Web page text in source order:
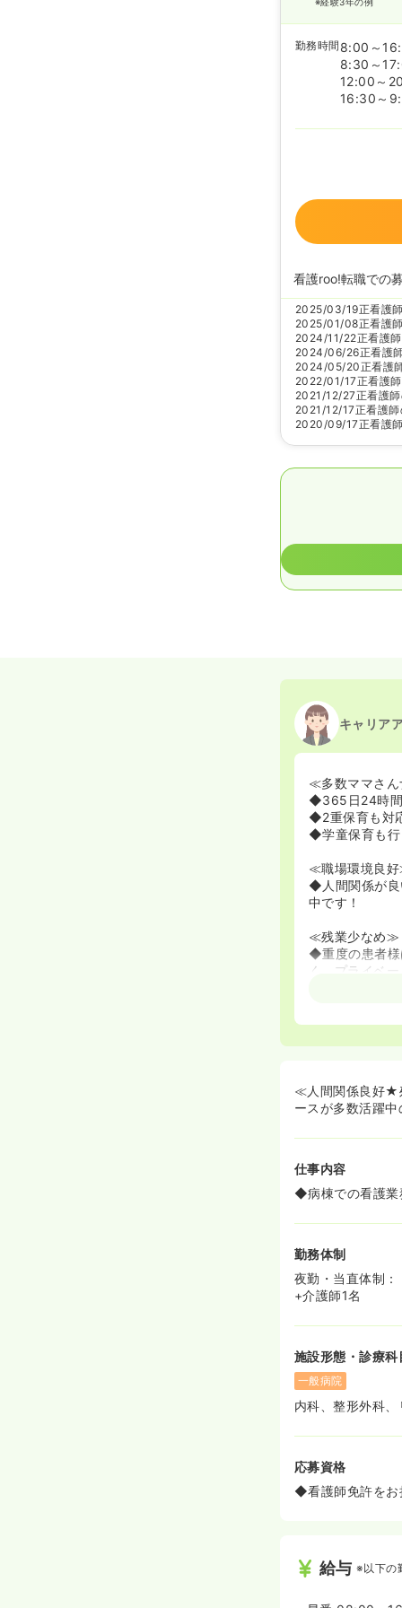
勤務時間 8:00～
8:30～
12:00～
16:30～
看護roo!転職での
2025/03/19正看護
2025/01/08正看護
2024/11/22正看護
2024/06/26正看護
2024/05/20正看護
2022/01/17正看護
2021/12/27正看護
2021/12/17正看護
2020/09/17正看護
キャリア
≪多数ママさ
◆365日24時間
◆2重保育も対
◆学童保育も行
≪職場環境良
◆人間関係が良
中です！
≪残業少なめ≫
◆重度の患者様
く、プライベ
◆中途入職の方
◆看護師だけで
が力を合わせ
≪人間関係良好★
ースが多数活躍
仕事内容
◆病棟での看護業
勤務体制
夜勤・当直体制
+介護師1名
施設形態・診療科
一般病院
内科、整形外科
応募資格
◆看護師免許をお
給与 ※以下の